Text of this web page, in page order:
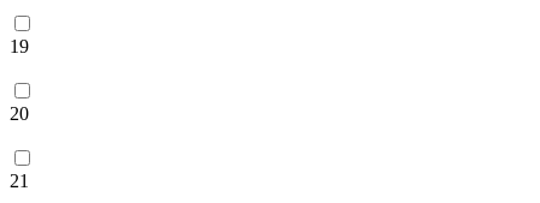
19
20
21